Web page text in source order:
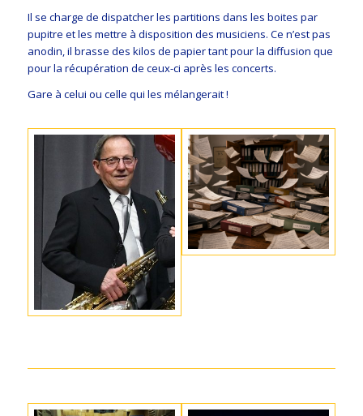
Il se charge de dispatcher les partitions dans les boites par
pupitre et les mettre à disposition des musiciens. Ce n’est pas
anodin, il brasse des kilos de papier tant pour la diffusion que
pour la récupération de ceux-ci après les concerts.
Gare à celui ou celle qui les mélangerait !